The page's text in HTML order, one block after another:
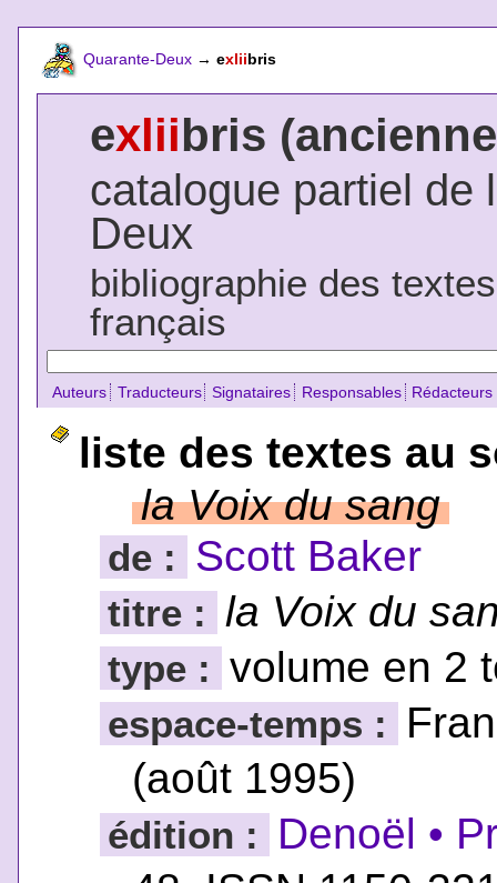
Quarante-Deux → exliibris
exliibris
catalogue partiel de
Deux
bibliographie des
français
Auteurs Traducteurs Signataires Responsables Rédacteurs
liste des textes au
la Voix du sang
de : Scott Baker
titre : la Voix du
type : volume en 2
espace-temps :
(août 1995)
édition : Denoël •